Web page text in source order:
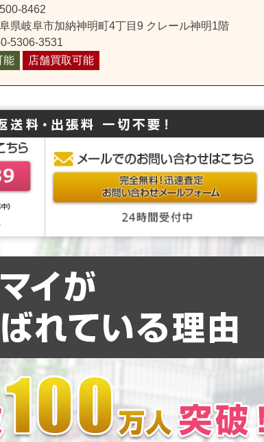
8462
県岐阜市加納神明町4丁目9 クレール神明1階
5306-3531
能
店舗買取可能